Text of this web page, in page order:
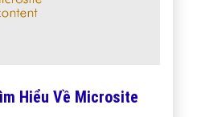
Hiểu Về Microsite